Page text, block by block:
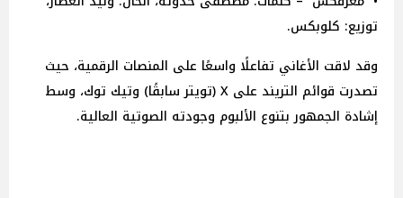
توزيع: كلوبكس.
وقد لاقت الأغاني تفاعلًا واسعًا على المنصات الرقمية، حيث
تصدرت قوائم التريند على X (تويتر سابقًا) وتيك توك، وسط
إشادة الجمهور بتنوع الألبوم وجودته الصوتية العالية.